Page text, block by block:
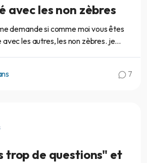
avec les non zèbres
demande si comme moi vous êtes
les autres, les non zèbres. je...
7
trop de questions" et